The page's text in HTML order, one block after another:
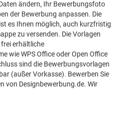
ändern, Ihr Bewerbungsfoto
der Bewerbung anpassen. Die
es Ihnen möglich, auch kurzfristig
zu versenden. Die Vorlagen
erhältliche
wie WPS Office oder Open Office
sind die Bewerbungsvorlagen
(außer Vorkasse). Bewerben Sie
von Designbewerbung.de. Wir